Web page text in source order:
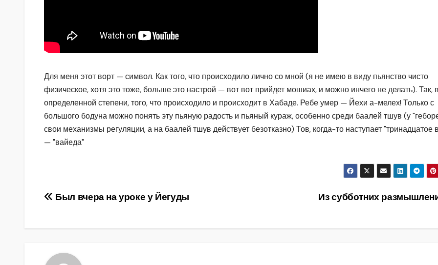
Для меня этот ворт — символ. Как того, что происходило лично со мной (я не имею в виду пьянство чисто
физическое, хотя это тоже, больше это настрой — вот вот прийдет мошиах, и можно инчего не делать). Так,
определенной степени, того, что происходило и происходит в Хабаде. Ребе умер — Йехи а-мелех! Только с
большого бодуна можно понять эту пьяную радость и пьяный кураж, особенно среди баалей тшув (у
свои механизмы регуляции, а на баалей тшув действует безотказно) Тов, когда-то наступает "тринадцатое
— "вайеда"
Навигация
Из субботних
Был вчера на уроке у Йегуды